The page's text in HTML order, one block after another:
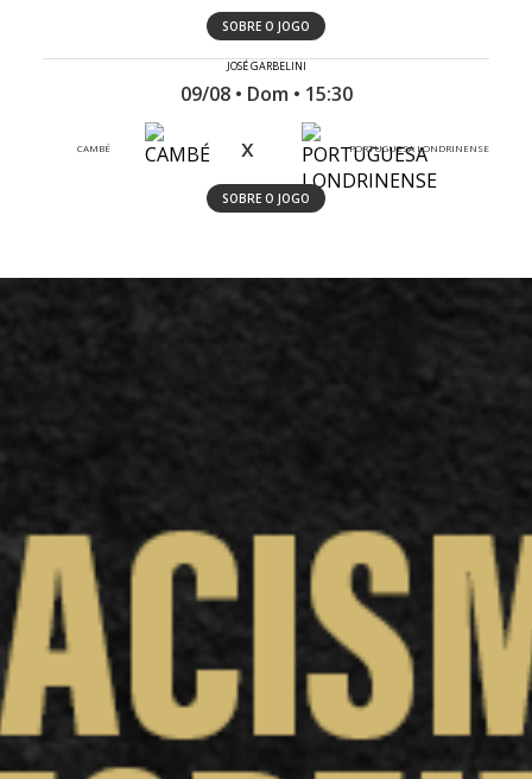
SOBRE O JOGO
JOSÉ GARBELINI
09/08 • Dom • 15:30
CAMBÉ x PORTUGUESA LONDRINENSE
SOBRE O JOGO